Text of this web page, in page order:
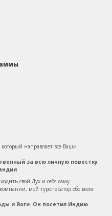
который направляет все Ваши
за всю личную повестку
свой Дух и себя саму
мой туроператор обо всем
и йоги. Он посетил Индию